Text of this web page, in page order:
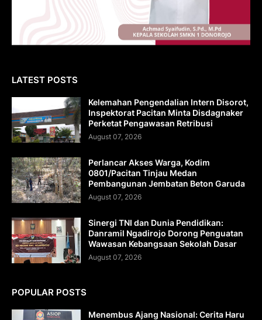
LATEST POSTS
Kelemahan Pengendalian Intern Disorot,
Inspektorat Pacitan Minta Disdagnaker
Perketat Pengawasan Retribusi
August 07, 2026
Perlancar Akses Warga, Kodim
0801/Pacitan Tinjau Medan
Pembangunan Jembatan Beton Garuda
August 07, 2026
Sinergi TNI dan Dunia Pendidikan:
Danramil Ngadirojo Dorong Penguatan
Wawasan Kebangsaan Sekolah Dasar
August 07, 2026
POPULAR POSTS
Menembus Ajang Nasional: Cerita Haru